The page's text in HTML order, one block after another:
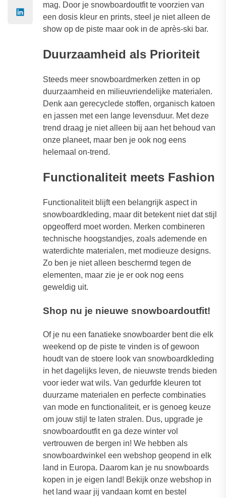
mag. Door je snowboardoutfit te voorzien van
een dosis kleur en prints, steel je niet alleen de
show op de piste maar ook in de après-ski bar.
Duurzaamheid als Prioriteit
Steeds meer snowboardmerken zetten in op
duurzaamheid en milieuvriendelijke materialen.
Denk aan gerecyclede stoffen, organisch katoen
en jassen met een lange levensduur. Met deze
trend draag je niet alleen bij aan het behoud van
onze planeet, maar ben je ook nog eens
helemaal on-trend.
Functionaliteit meets Fashion
Functionaliteit blijft een belangrijk aspect in
snowboardkleding, maar dit betekent niet dat stijl
opgeofferd moet worden. Merken combineren
technische hoogstandjes, zoals ademende en
waterdichte materialen, met modieuze designs.
Zo ben je niet alleen beschermd tegen de
elementen, maar zie je er ook nog eens
geweldig uit.
Shop nu je nieuwe snowboardoutfit!
Of je nu een fanatieke snowboarder bent die elk
weekend op de piste te vinden is of gewoon
houdt van de stoere look van snowboardkleding
in het dagelijks leven, de nieuwste trends bieden
voor ieder wat wils. Van gedurfde kleuren tot
duurzame materialen en perfecte combinaties
van mode en functionaliteit, er is genoeg keuze
om jouw stijl te laten stralen. Dus, upgrade je
snowboardoutfit en ga deze winter vol
vertrouwen de bergen in! We hebben als
snowboardwinkel een webshop geopend in elk
land in Europa. Daarom kan je nu snowboards
kopen in je eigen land! Bekijk onze webshop in
het land waar jij vandaan komt en bestel